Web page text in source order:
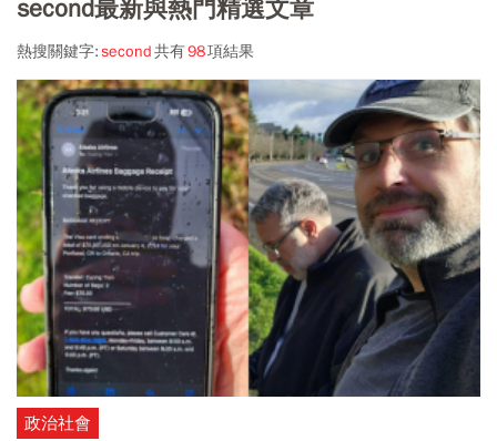
second最新與熱門精選文章
熱搜關鍵字:second共有98項結果
政治社會